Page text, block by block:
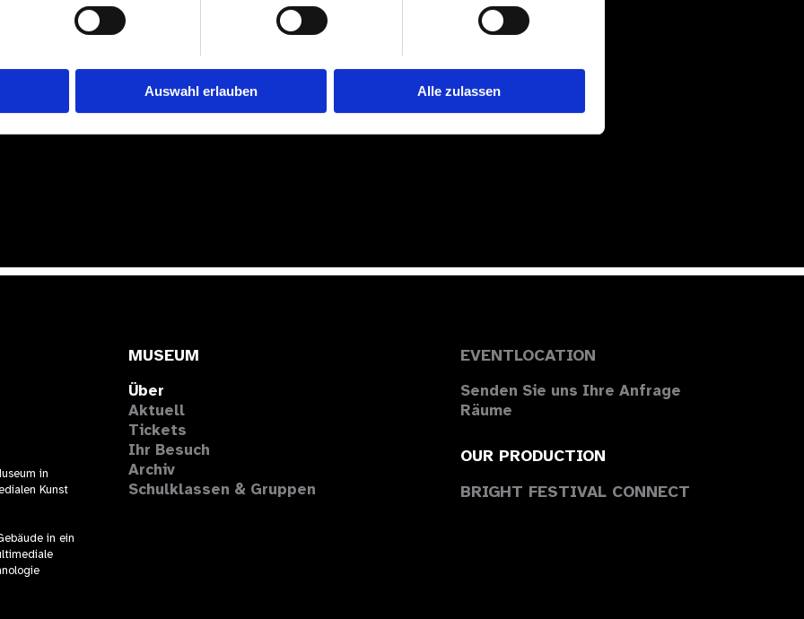
Auswahl erlauben Alle zulassen
geklärt
in
Kunst
in ein
MUSEUM
Über
Aktuell
Tickets
Ihr Besuch
Archiv
Schulklassen & Gruppen
EVENTLOCATION
Senden Sie uns Ihre Anfrage
Räume
OUR PRODUCTION
BRIGHT FESTIVAL CONNECT